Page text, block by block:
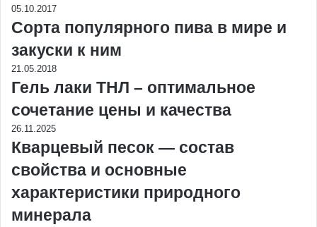
05.10.2017
Сорта популярного пива в мире и
закуски к ним
21.05.2018
Гель лаки ТНЛ – оптимальное
сочетание цены и качества
26.11.2025
Кварцевый песок — состав
свойства и основные
характеристики природного
минерала